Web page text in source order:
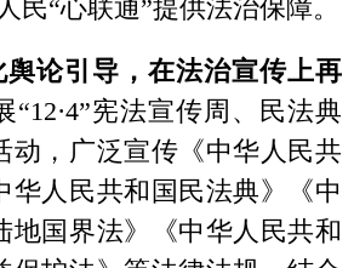
区政府部门
国家部委局